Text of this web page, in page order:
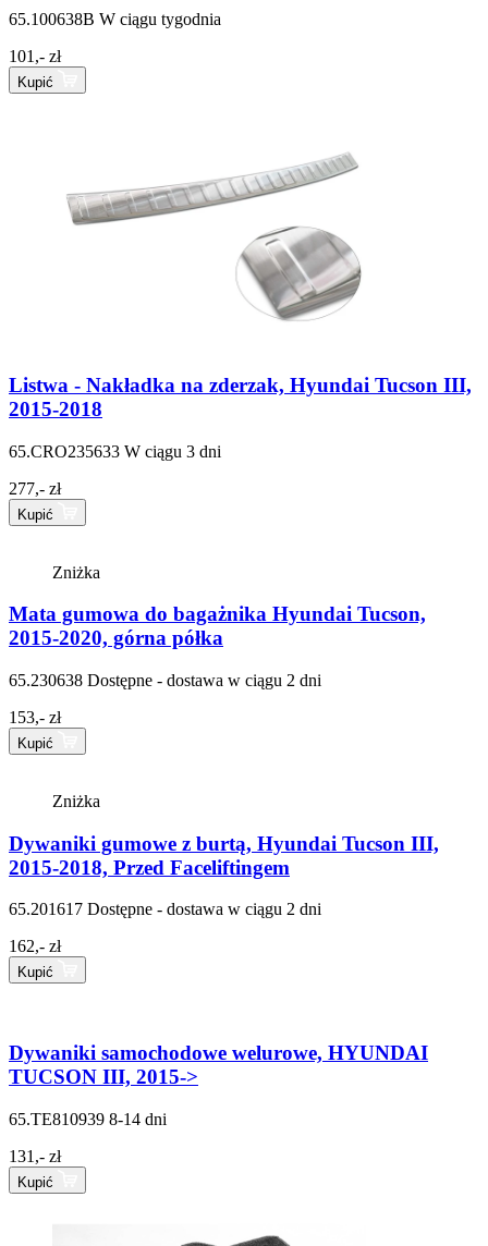
65.100638B W ciągu tygodnia
101,- zł
Kupić
Listwa - Nakładka na zderzak, Hyundai Tucson III,
2015-2018
65.CRO235633 W ciągu 3 dni
277,- zł
Kupić
Zniżka
Mata gumowa do bagażnika Hyundai Tucson,
2015-2020, górna półka
65.230638 Dostępne - dostawa w ciągu 2 dni
153,- zł
Kupić
Zniżka
Dywaniki gumowe z burtą, Hyundai Tucson III,
2015-2018, Przed Faceliftingem
65.201617 Dostępne - dostawa w ciągu 2 dni
162,- zł
Kupić
Dywaniki samochodowe welurowe, HYUNDAI
TUCSON III, 2015->
65.TE810939 8-14 dni
131,- zł
Kupić